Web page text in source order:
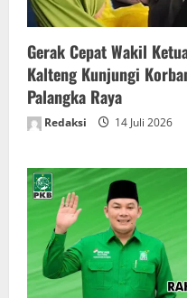
Gerak Cepat Wakil
Kalteng Kunjungi
Palangka Raya
Redaksi 14 Juli 2026